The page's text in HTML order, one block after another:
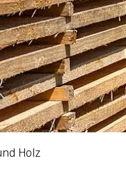
Holz